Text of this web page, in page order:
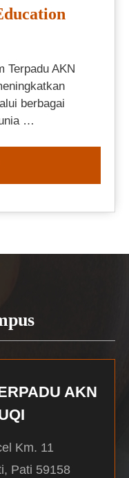
Terpadu AKN
berbagai
…
AKN
Km. 11
Pati 59158